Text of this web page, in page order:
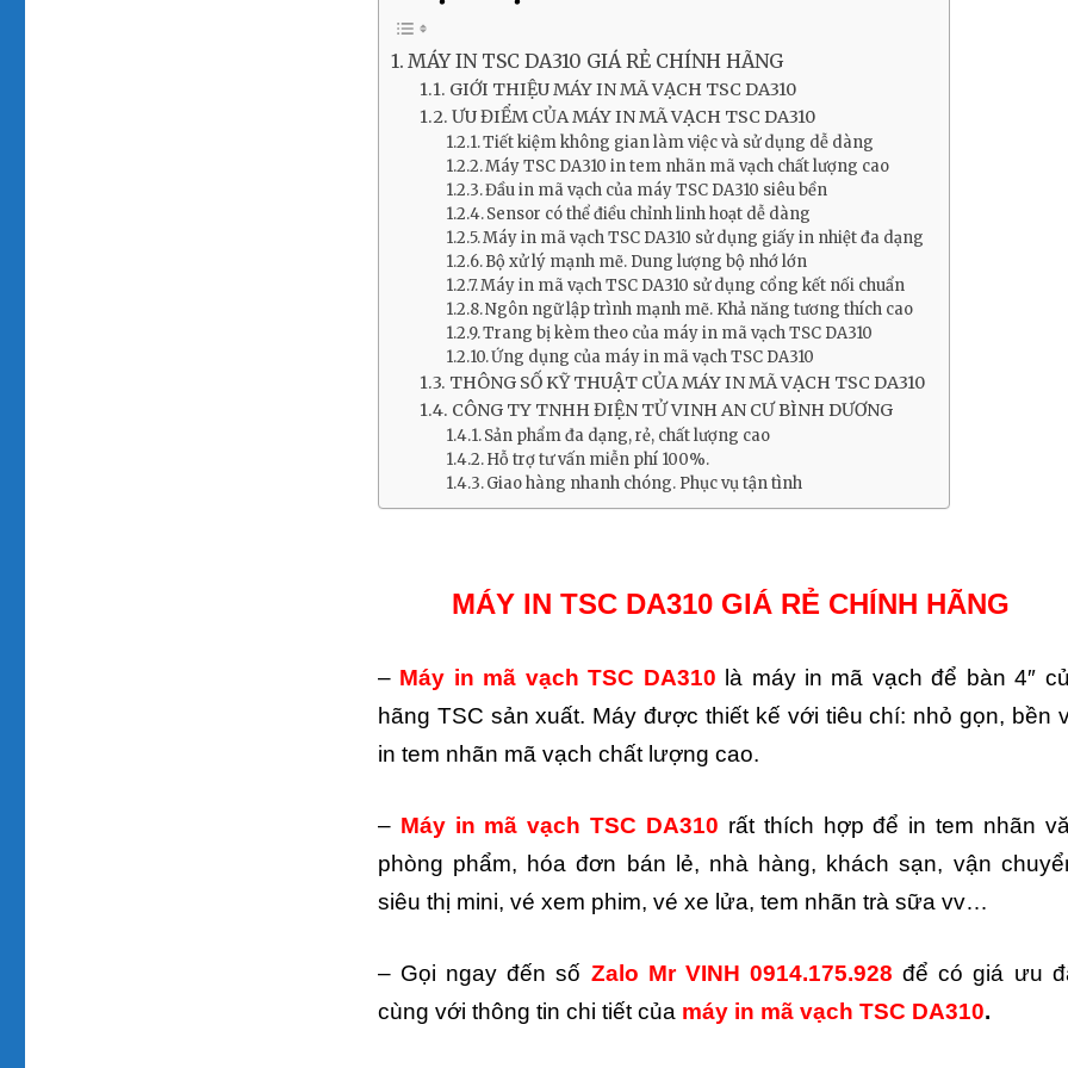
MÁY IN TSC DA310 GIÁ RẺ CHÍNH HÃNG
GIỚI THIỆU MÁY IN MÃ VẠCH TSC DA310
ƯU ĐIỂM CỦA MÁY IN MÃ VẠCH TSC DA310
Tiết kiệm không gian làm việc và sử dụng dễ dàng
Máy TSC DA310 in tem nhãn mã vạch chất lượng cao
Đầu in mã vạch của máy TSC DA310 siêu bền
Sensor có thể điều chỉnh linh hoạt dễ dàng
Máy in mã vạch TSC DA310 sử dụng giấy in nhiệt đa dạng
Bộ xử lý mạnh mẽ. Dung lượng bộ nhớ lớn
Máy in mã vạch TSC DA310 sử dụng cổng kết nối chuẩn
Ngôn ngữ lập trình mạnh mẽ. Khả năng tương thích cao
Trang bị kèm theo của máy in mã vạch TSC DA310
Ứng dụng của máy in mã vạch TSC DA310
THÔNG SỐ KỸ THUẬT CỦA MÁY IN MÃ VẠCH TSC DA310
CÔNG TY TNHH ĐIỆN TỬ VINH AN CƯ BÌNH DƯƠNG
Sản phẩm đa dạng, rẻ, chất lượng cao
Hỗ trợ tư vấn miễn phí 100%.
Giao hàng nhanh chóng. Phục vụ tận tình
MÁY IN TSC DA310 GIÁ RẺ CHÍNH HÃNG
– Máy in mã vạch TSC DA310 là máy in mã vạch để bàn 4″
hãng TSC sản xuất. Máy được thiết kế với tiêu chí: nhỏ gọn, bền
in tem nhãn mã vạch chất lượng cao.
– Máy in mã vạch TSC DA310 rất thích hợp để in tem nhãn
phòng phẩm, hóa đơn bán lẻ, nhà hàng, khách sạn, vận
siêu thị mini, vé xem phim, vé xe lửa, tem nhãn trà sữa vv…
– Gọi ngay đến số Zalo Mr VINH 0914.175.928để có giá ưu
cùng với thông tin chi tiết của máy in mã vạch TSC DA310.